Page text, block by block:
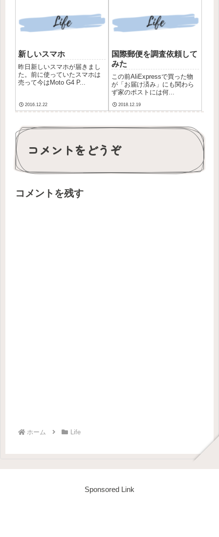
新しいスマホ
昨日新しいスマホが届きまし
た。前に使っていたスマホは
売って今はMoto G4 P...
2016.12.22
国際郵便を調査依頼して
みた
この前AliExpressで買った物
が「お届け済み」にも関わら
ず家のポストには何...
2018.12.19
コメントをどうぞ
コメントを残す
ホーム Life
Sponsored Link